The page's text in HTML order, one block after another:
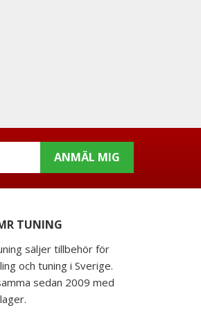
ANMÄL MIG
TUNING
säljer tillbehör för
och tuning i Sverige.
sedan 2009 med